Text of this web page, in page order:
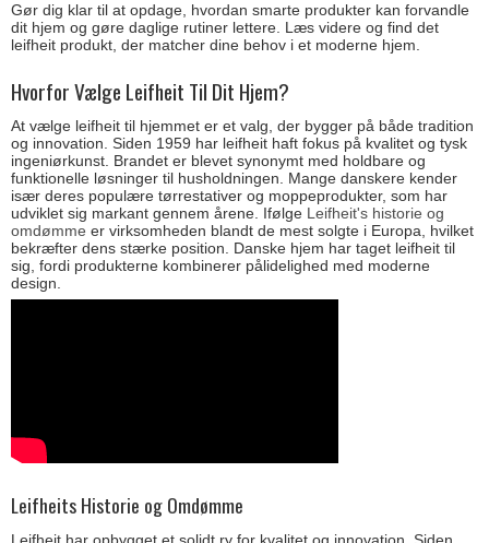
Gør dig klar til at opdage, hvordan smarte produkter kan forvandle
dit hjem og gøre daglige rutiner lettere. Læs videre og find det
leifheit produkt, der matcher dine behov i et moderne hjem.
Hvorfor Vælge Leifheit Til Dit Hjem?
At vælge leifheit til hjemmet er et valg, der bygger på både tradition
og innovation. Siden 1959 har leifheit haft fokus på kvalitet og tysk
ingeniørkunst. Brandet er blevet synonymt med holdbare og
funktionelle løsninger til husholdningen. Mange danskere kender
især deres populære tørrestativer og moppeprodukter, som har
udviklet sig markant gennem årene. Ifølge Leifheit's historie og
omdømme er virksomheden blandt de mest solgte i Europa, hvilket
bekræfter dens stærke position. Danske hjem har taget leifheit til
sig, fordi produkterne kombinerer pålidelighed med moderne
design.
Leifheits Historie og Omdømme